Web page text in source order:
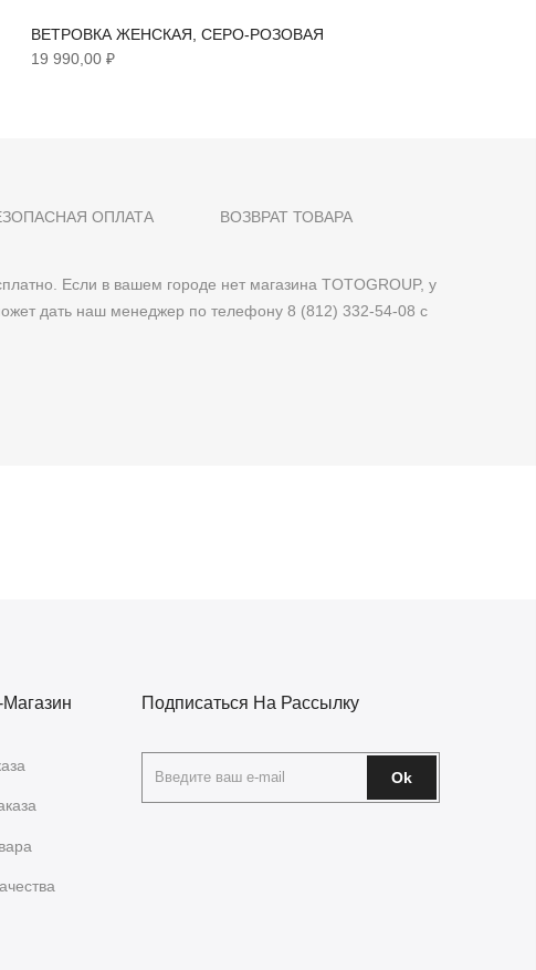
ВЕТРОВКА ЖЕНСКАЯ, СЕРО-РОЗОВАЯ
19 990,00 ₽
Если в вашем городе нет магазина TOTOGROUP, у
дать наш менеджер по телефону 8 (812) 332-54-08 с
ОПЛАТА ВОЗВРАТ ТОВАРА
Подписаться На Рассылку
Ok